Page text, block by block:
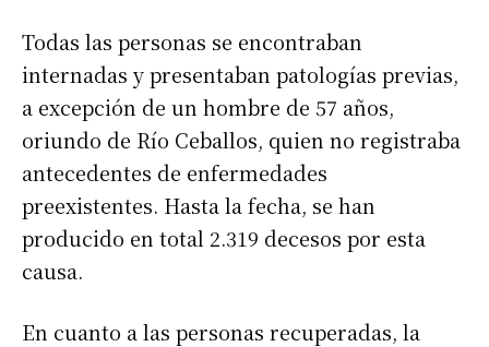
Todas las personas se encontraban
internadas y presentaban patologías previas,
a excepción de un hombre de 57 años,
oriundo de Río Ceballos, quien no registraba
antecedentes de enfermedades
preexistentes. Hasta la fecha, se han
producido en total 2.319 decesos por esta
causa.
En cuanto a las personas recuperadas, la